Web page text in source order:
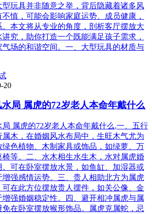
型玩具并非随意之举，背后隐藏着诸多风
慎，可能会影响家庭运势、成员健康，
本文将从专业的角度，剖析客厅摆放大
究，助你打造一个既能满足孩子需求，
气场的和谐空间。一、大型玩具的材质与
20
局 属虎的72岁老人本命年戴什么
局 属虎的72岁老人本命年戴什么,一、五行
木，在婚姻风水布局中，生旺木气尤为
绿色植物、木制家具或饰品，如绿萝、万
椅等。二、水木相生水生木，水对属虎婚
。可在卧室摆放水景，如鱼缸、加湿器或
增强感情运势。三、贵人相助北方为属虎
可在此方位摆放贵人摆件，如关公像、金
增强婚姻稳定性。四、避开相冲属虎与属
在卧室摆放猴形饰品。属虎克属蛇，忌